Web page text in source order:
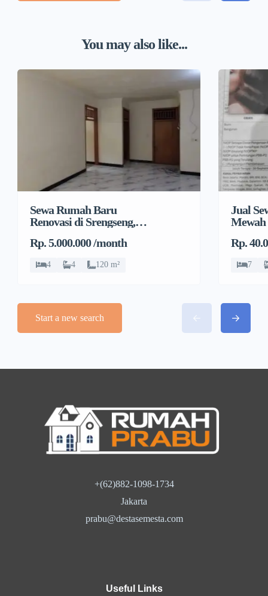
You may also like...
Sewa Rumah Baru
Renovasi di Srengseng,
Barat
Rp. 5.000.000 /month
4 4 120 m²
Jual
Mewah
Rp.
7
Start a new search
+(62)882-1098-1734
Jakarta
prabu@destasemesta.com
Useful Links